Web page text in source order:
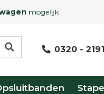
mogelijk
0320 -